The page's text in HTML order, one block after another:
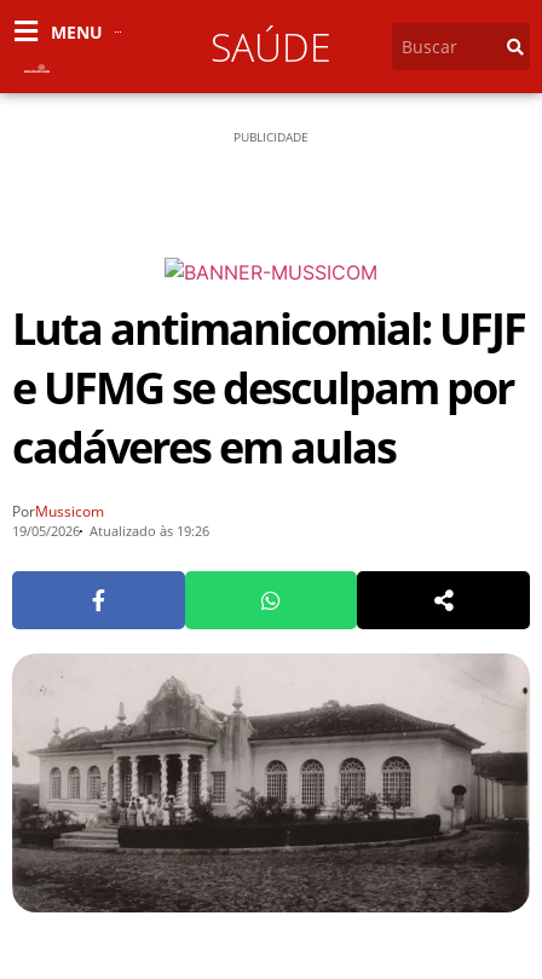
MENU SAÚDE
PUBLICIDADE
Luta antimanicomial: UFJF
e UFMG se desculpam por
cadáveres em aulas
PorMussicom
19/05/2026 Atualizado às 19:26